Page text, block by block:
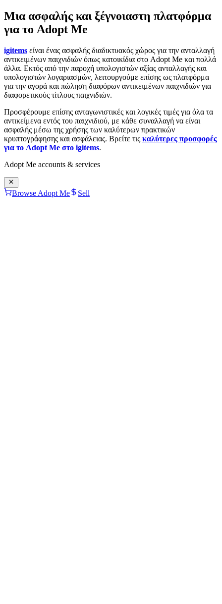
Μια ασφαλής και ξέγνοιαστη πλατφόρμα
για το Adopt Me
igitems είναι ένας ασφαλής διαδικτυακός χώρος για την ανταλλαγή
αντικειμένων παιχνιδιών όπως κατοικίδια στο Adopt Me και πολλά
άλλα. Εκτός από την παροχή υπολογιστών αξίας ανταλλαγής και
υπολογιστών λογαριασμών, λειτουργούμε επίσης ως πλατφόρμα
για την αγορά και πώληση διαφόρων αντικειμένων παιχνιδιών για
διαφορετικούς τίτλους παιχνιδιών.
Προσφέρουμε επίσης ανταγωνιστικές και λογικές τιμές για όλα τα
αντικείμενα εντός του παιχνιδιού, με κάθε συναλλαγή να είναι
ασφαλής μέσω της χρήσης των καλύτερων πρακτικών
κρυπτογράφησης και ασφάλειας. Βρείτε τις καλύτερες προσφορές
για το Adopt Me στο igitems.
Adopt Me accounts & services
Browse Adopt Me Sell